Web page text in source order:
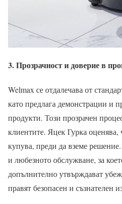
3. Прозрачност и доверие в
Welmax се отдалечава от
като предлага демонстрации и
продукти. Този прозрачен
клиентите. Яцек Гурка
купува, преди да вземе
и любезното обслужване, за
допълнително утвърждават
правят безопасен и съзнателен